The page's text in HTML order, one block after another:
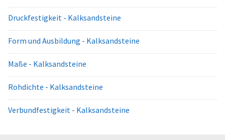
Druckfestigkeit - Kalksandsteine
Form und Ausbildung - Kalksandsteine
Maße - Kalksandsteine
Rohdichte - Kalksandsteine
Verbundfestigkeit - Kalksandsteine